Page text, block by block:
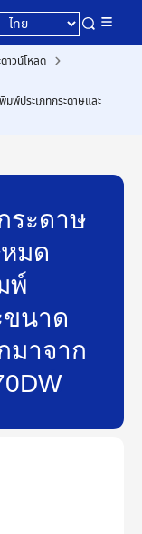
าวน์โหลด
มพ์ประเภทกระดาษและ
ระดาษ
มด
พ์
ขนาด
มาจาก